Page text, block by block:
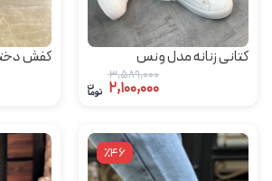
کتانی زنانه مدل ونس
مرواریدی (برند نونا)3,589,000
2,100,000
کفش
٪46